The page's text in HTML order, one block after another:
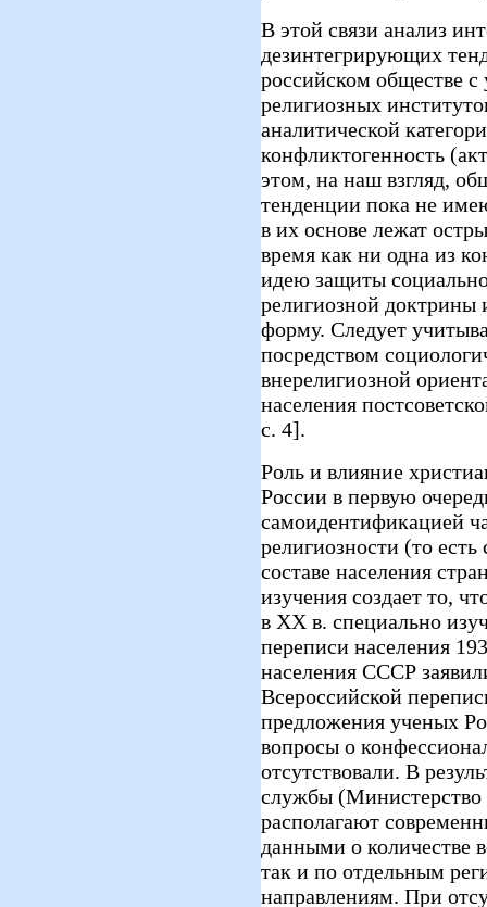
В этой связи анализ
дезинтегрирующих
российском обществе
религиозных
аналитической
конфликтогенность
этом, на наш взгляд,
тенденции пока не
в их основе лежат
время как ни одна из
идею защиты
религиозной доктрины
форму. Следует
посредством
внерелигиозной
населения
с. 4].
Роль и влияние
России в первую
самоидентификацией
религиозности (то
составе населения
изучения создает то,
в XX в. специально
переписи населения
населения СССР
Всероссийской
предложения ученых
вопросы о
отсутствовали. В
службы (Министерство
располагают
данными о количестве
так и по отдельным
направлениям. При